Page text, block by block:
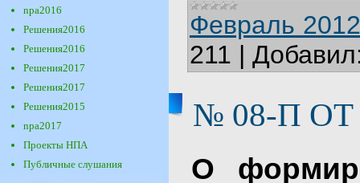
npa2016
Решения2016
Решения2016
Решения2017
Решения2017
Решения2015
npa2017
Проекты НПА
Публичные слушания
Февраль
211 |
№ 08-П ОТ
О